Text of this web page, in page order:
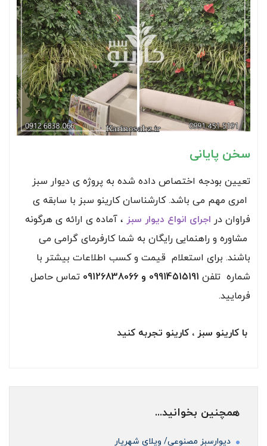
سخن پایانی
تعیین بودجه اختصاص داده شده به پروژه ی دیوار سبز
امری مهم می باشد. کارشناسان کارینو سبز با سابقه ی
فراوان در اجرای انواع دیوار سبز ، آماده ی ارائه ی هرگونه
مشاوره و راهنمایی رایگان به شما کارفرمای گرامی می
باشند. برای استعلام قیمت و کسب اطلاعات بیشتر با
شماره تلفن 09914515191 و 09126838066
تماس حاصل
فرمایید.
با کارینو سبز ، کارینو تجربه کنید
همچنین بخوانید...
دیوارسبز مصنوعی/ ویلای شهریار